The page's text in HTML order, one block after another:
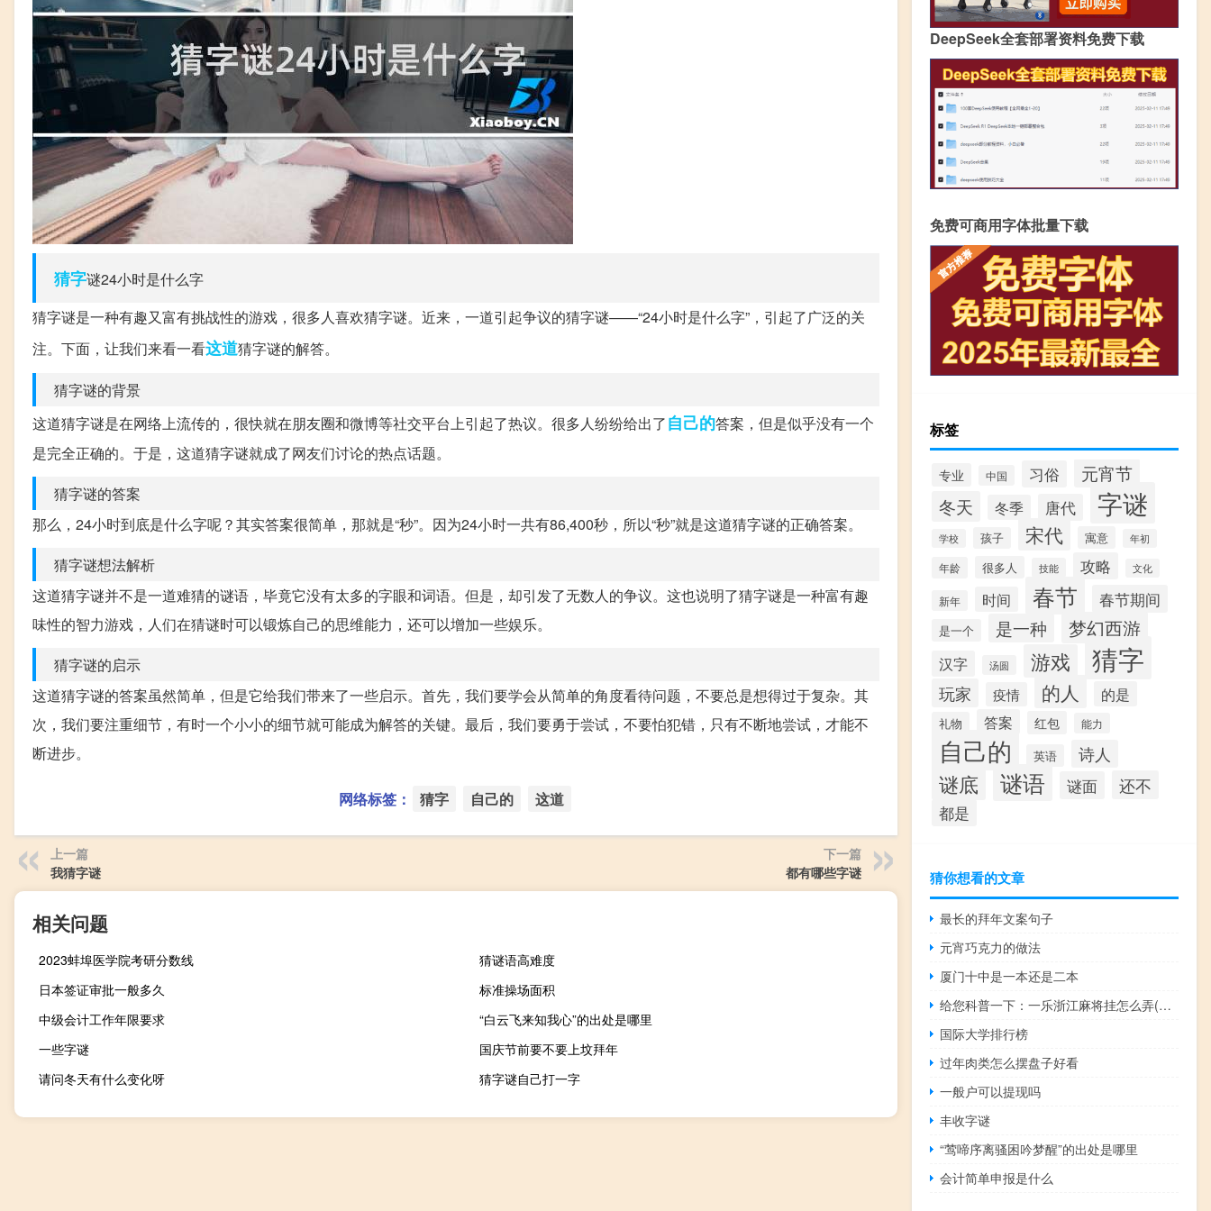
猜字谜24小时是什么字
猜字谜是一种有趣又富有挑战性的游戏，很多人喜欢猜字谜。近来，一道引起争议的猜字谜——“24小时是什么字”，引起了广泛的关
注。下面，让我们来看一看这道猜字谜的解答。
猜字谜的背景
这道猜字谜是在网络上流传的，很快就在朋友圈和微博等社交平台上引起了热议。很多人纷纷给出了自己的答案，但是似乎没有一个
是完全正确的。于是，这道猜字谜就成了网友们讨论的热点话题。
猜字谜的答案
那么，24小时到底是什么字呢？其实答案很简单，那就是“秒”。因为24小时一共有86,400秒，所以“秒”就是这道猜字谜的正确答案。
猜字谜想法解析
这道猜字谜并不是一道难猜的谜语，毕竟它没有太多的字眼和词语。但是，却引发了无数人的争议。这也说明了猜字谜是一种富有趣
味性的智力游戏，人们在猜谜时可以锻炼自己的思维能力，还可以增加一些娱乐。
猜字谜的启示
这道猜字谜的答案虽然简单，但是它给我们带来了一些启示。首先，我们要学会从简单的角度看待问题，不要总是想得过于复杂。其
次，我们要注重细节，有时一个小小的细节就可能成为解答的关键。最后，我们要勇于尝试，不要怕犯错，只有不断地尝试，才能不
断进步。
网络标签： 猜字 自己的 这道
上一篇
我猜字谜
下一篇
都有哪些字谜
相关问题
2023蚌埠医学院考研分数线
猜谜语高难度
日本签证审批一般多久
标准操场面积
中级会计工作年限要求
“白云飞来知我心”的出处是哪里
一些字谜
国庆节前要不要上坟拜年
请问冬天有什么变化呀
猜字谜自己打一字
DeepSeek全套部署资料免费下载
免费可商用字体批量下载
标签
专业 中国 习俗 元宵节
冬天 冬季 唐代 字谜
学校 孩子 宋代 寓意 年初
年龄 很多人 技能 攻略 文化
新年 时间 春节 春节期间
是一个 是一种 梦幻西游
汉字 汤圆 游戏 猜字
玩家 疫情 的人 的是
礼物 答案 红包 能力
自己的 英语 诗人
谜底 谜语 谜面 还不
都是
猜你想看的文章
最长的拜年文案句子
元宵巧克力的做法
厦门十中是一本还是二本
给您科普一下：一乐浙江麻将挂怎么弄(其实确实有挂)
国际大学排行榜
过年肉类怎么摆盘子好看
一般户可以提现吗
丰收字谜
“莺啼序离骚困吟梦醒”的出处是哪里
会计简单申报是什么